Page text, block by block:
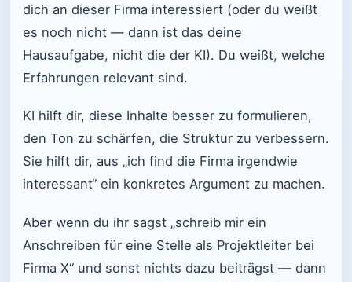
dich an dieser Firma interessiert (oder du weißt
es noch nicht — dann ist das deine
Hausaufgabe, nicht die der KI). Du weißt, welche
Erfahrungen relevant sind.
KI hilft dir, diese Inhalte besser zu formulieren,
den Ton zu schärfen, die Struktur zu verbessern.
Sie hilft dir, aus „ich find die Firma irgendwie
interessant“ ein konkretes Argument zu machen.
Aber wenn du ihr sagst „schreib mir ein
Anschreiben für eine Stelle als Projektleiter bei
Firma X“ und sonst nichts dazu beiträgst — dann